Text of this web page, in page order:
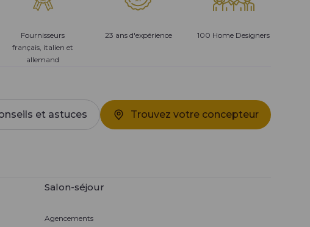
Fournisseurs
français, italien et
allemand
23 ans d'expérience 100 Home Designers
et astuces Trouvez votre concepteur
Salon-séjour
Agencements